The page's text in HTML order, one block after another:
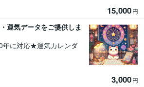
15,000円
運気データをご提供しま
に対応★運気カレンダ
3,000円